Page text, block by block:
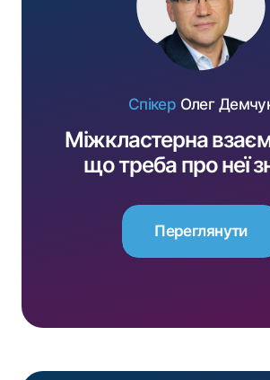
Спікер Олег
Міжкластерна
що треба про неї
Переглянути